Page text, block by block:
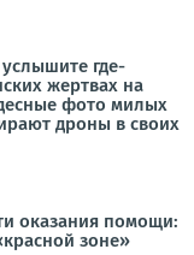
где-
жертвах на
фото милых
дроны в своих
оказания помощи:
зоне»